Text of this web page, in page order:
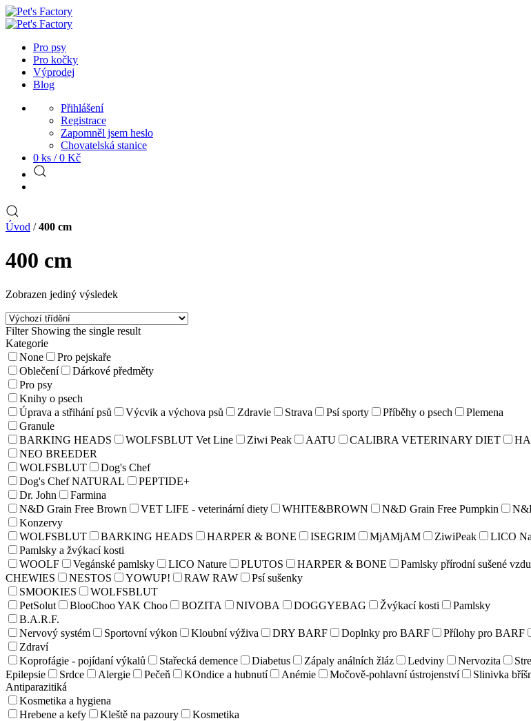
Pro psy
Pro kočky
Výprodej
Blog
Přihlášení
Registrace
Zapomněl jsem heslo
Chovatelská stanice
0 ks / 0 Kč
Úvod /400 cm
400 cm
Zobrazen jediný výsledek
Filter Showing the single result
Kategorie
None
Pro pejskaře
Oblečení
Dárkové předměty
Pro psy
Knihy o psech
Úprava a střihání psů
Výcvik a výchova psů Zdravie Strava Psí sporty Příběhy o psech
Plemena
Granule
BARKING HEADS
WOLFSBLUT Vet Line Ziwi Peak AATU CALIBRA VETERINARY DIET
NEO BREEDER
WOLFSBLUT
Dog's Chef
Dog's Chef NATURAL
PEPTIDE+
Dr. John
Farmina
N&D Grain Free Brown
VET LIFE - veterinární diety WHITE&BROWN N&D Grain Free Pumpkin
Konzervy
WOLFSBLUT
BARKING HEADS HARPER & BONE ISEGRIM MjAMjAM ZiwiPeak LICO
Pamlsky a žvýkací kosti
WOOLF
Vegánské pamlsky LICO Nature PLUTOS HARPER & BONE Pamlsky přírodní sušené
CHEWIES
NESTOS YOWUP! RAW RAW
Psí sušenky
SMOOKIES
WOLFSBLUT
PetSolut
BlooChoo YAK Choo BOZITA NIVOBA DOGGYEBAG Žvýkací kosti
Pamlsky
B.A.R.F.
Nervový systém
Sportovní výkon Kloubní výživa DRY BARF Doplnky pro BARF Přílohy pro BARF
Zdraví
Koprofágie - pojídaní výkalů
Stařecká demence Diabetus Zápaly análních žláz Ledviny Nervozita
Epilepsie
Srdce Alergie Pečeň KOndice a hubnutí Anémie Močově-pohlavní ústrojenství Slinivka
Antiparazitiká
Kosmetika a hygiena
Hrebene a kefy
Kleště na pazoury
Kosmetika